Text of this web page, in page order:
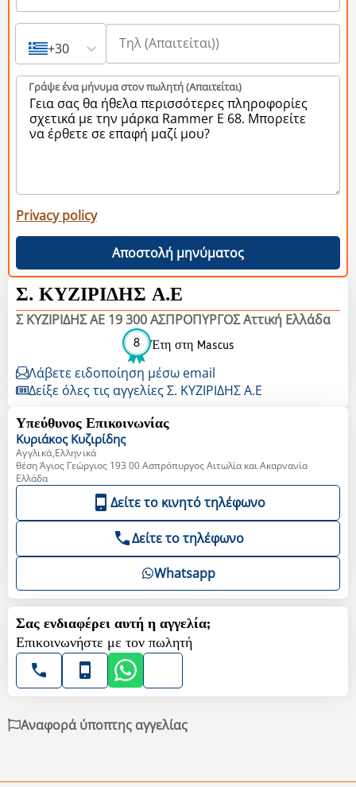
+30
Γράψε ένα μήνυμα στον πωλητή (Aπαιτείται)
Privacy policy
Αποστολή μηνύματος
Σ. ΚΥΖΙΡΙΔΗΣ Α.Ε
Σ ΚΥΖΙΡΙΔΗΣ ΑΕ 19 300 ΑΣΠΡΟΠΥΡΓΟΣ Αττική Ελλάδα
8 Έτη στη Mascus
Λάβετε ειδοποίηση μέσω email
Δείξε όλες τις αγγελίες Σ. ΚΥΖΙΡΙΔΗΣ Α.Ε
Υπεύθυνος Επικοινωνίας
Κυριάκος Κυζιρίδης
Αγγλικά,Ελληνικά
θέση Άγιος Γεώργιος 193 00 Ασπρόπυργος Αιτωλία και Ακαρνανία
Ελλάδα
Δείτε το κινητό τηλέφωνο
Δείτε το τηλέφωνο
Whatsapp
Σας ενδιαφέρει αυτή η αγγελία;
Επικοινωνήστε με τον πωλητή
Αναφορά ύποπτης αγγελίας